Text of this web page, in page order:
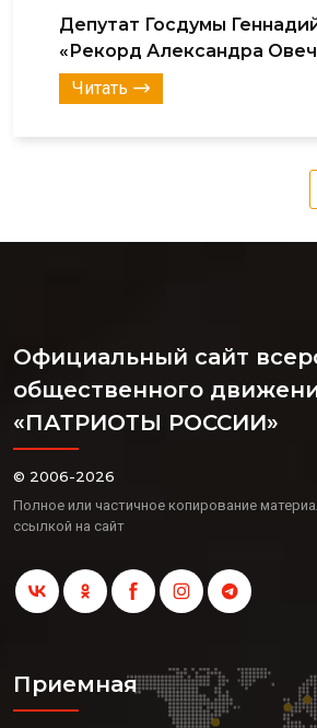
Депутат Госдумы
«Рекорд Александра
Читать
Официальный сайт
общественного
«ПАТРИОТЫ РОССИИ»
© 2006-2026
Полное или частичное копирование
ссылкой на сайт
Приемная